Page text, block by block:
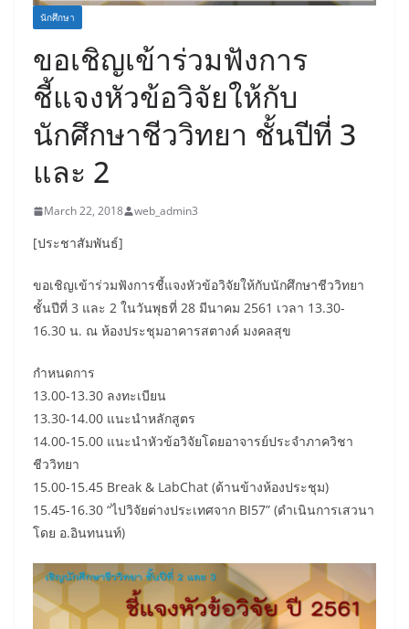
นักศึกษา
ขอเชิญเข้าร่วมฟังการ
ชี้แจงหัวข้อวิจัยให้กับ
นักศึกษาชีววิทยา ชั้นปีที่ 3
และ 2
March 22, 2018 web_admin3
[ประชาสัมพันธ์]
ขอเชิญเข้าร่วมฟังการชี้แจงหัวข้อวิจัยให้กับนักศึกษาชีววิทยา
ชั้นปีที่ 3 และ 2 ในวันพุธที่ 28 มีนาคม 2561 เวลา 13.30-
16.30 น. ณ ห้องประชุมอาคารสตางค์ มงคลสุข
กำหนดการ
13.00-13.30 ลงทะเบียน
13.30-14.00 แนะนำหลักสูตร
14.00-15.00 แนะนำหัวข้อวิจัยโดยอาจารย์ประจำภาควิชา
ชีววิทยา
15.00-15.45 Break & LabChat (ด้านข้างห้องประชุม)
15.45-16.30 “ไปวิจัยต่างประเทศจาก BI57” (ดำเนินการเสวนา
โดย อ.อินทนนท์)